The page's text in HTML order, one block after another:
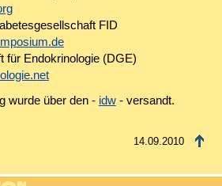
FID
für Endokrinologie (DGE)
wurde über den - idw- versandt.
14.09.2010